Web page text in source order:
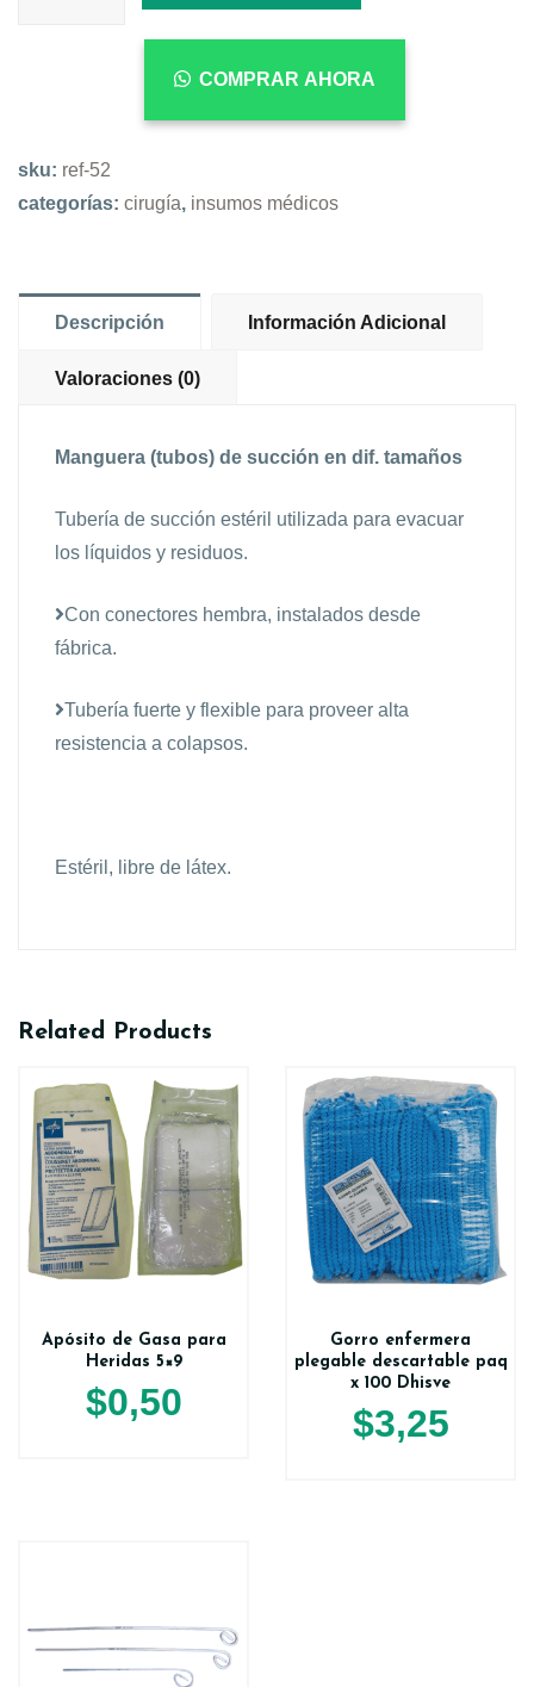
COMPRAR AHORA
sku: ref-52
categorías: cirugía, insumos médicos
Descripción Información Adicional
Valoraciones (0)
Manguera (tubos) de succión en dif. tamaños
Tubería de succión estéril utilizada para evacuar
los líquidos y residuos.
Con conectores hembra, instalados desde
fábrica.
Tubería fuerte y flexible para proveer alta
resistencia a colapsos.
Estéril, libre de látex.
Related Products
Apósito de Gasa para
Heridas 5×9
$0,50
Gorro enfermera
plegable descartable paq
x 100 Dhisve
$3,25